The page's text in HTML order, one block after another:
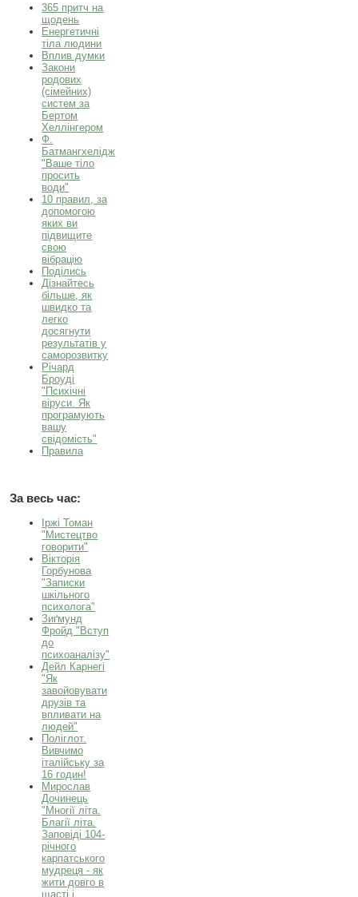
365 притч на
щодень
Енергетичні
тіла людини
Вплив думки
Закони
родових
(сімейних)
систем за
Бертом
Хеллінгером
Ф.
Батмангхелідж
"Ваше тіло
просить
води"
10 правил, за
допомогою
яких ви
підвищите
свою
вібрацію
Поділись
Дізнайтесь
більше, як
швидко та
легко
досягнути
результатів у
саморозвитку
Річард
Броуді
"Психічні
віруси. Як
програмують
вашу
свідомість"
Правила
За весь час:
Іржі Томан
"Мистецтво
говорити"
Вікторія
Горбунова
"Записки
шкільного
психолога"
Зиґмунд
Фройд "Вступ
до
психоаналізу"
Дейл Карнегі
"Як
завойовувати
друзів та
впливати на
людей"
Поліглот.
Вивчимо
італійську за
16 годин!
Мирослав
Дочинець
"Многії літа.
Благії літа.
Заповіді 104-
річного
карпатського
мудреця - як
жити довго в
щасті і